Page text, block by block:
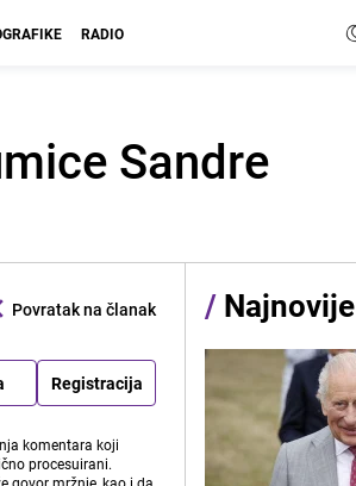
RADIO
Sandre
Povratak na članak
Registracija
komentara koji
procesuirani.
/ Najnovije